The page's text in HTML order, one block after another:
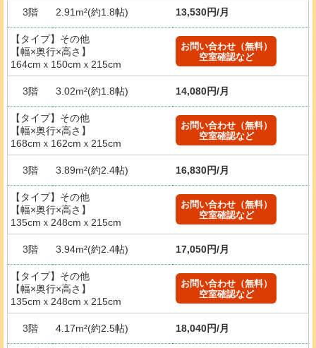
3階 2.91m²(約1.8帖) 13,530円/月
【タイプ】その他
【幅×奥行×高さ】
164cmｘ150cmｘ215cm
お問い合わせ（無料）
空室確認など
3階 3.02m²(約1.8帖) 14,080円/月
【タイプ】その他
【幅×奥行×高さ】
168cmｘ162cmｘ215cm
お問い合わせ（無料）
空室確認など
3階 3.89m²(約2.4帖) 16,830円/月
【タイプ】その他
【幅×奥行×高さ】
135cmｘ248cmｘ215cm
お問い合わせ（無料）
空室確認など
3階 3.94m²(約2.4帖) 17,050円/月
【タイプ】その他
【幅×奥行×高さ】
135cmｘ248cmｘ215cm
お問い合わせ（無料）
空室確認など
3階 4.17m²(約2.5帖) 18,040円/月